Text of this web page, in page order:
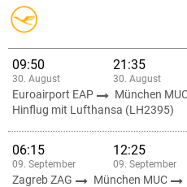
09:50
30. August
21:35
30. August
Euroairport EAP München
Hinflug mit Lufthansa (LH2395)
06:15
09. September
12:25
09. September
Zagreb ZAG München MUC